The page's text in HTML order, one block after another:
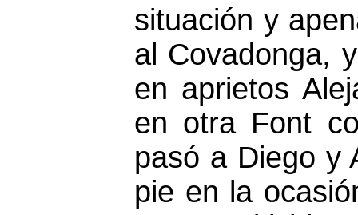
situación y
al Covadonga,
en aprietos
en otra Font
pasó a Diego y
pie en la